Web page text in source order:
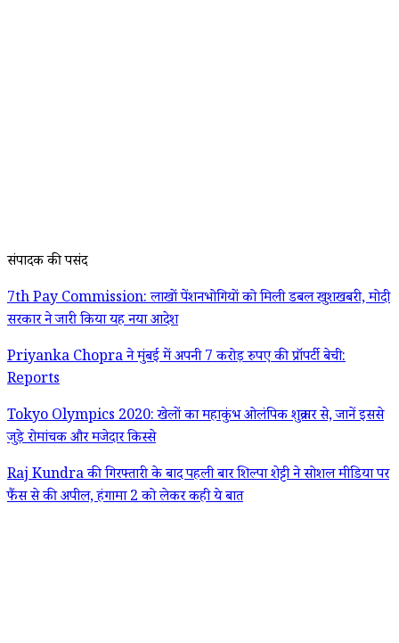
संपादक की पसंद
7th Pay Commission: लाखों पेंशनभोगियों को मिली डबल खुशखबरी, मोदी
सरकार ने जारी किया यह नया आदेश
Priyanka Chopra ने मुंबई में अपनी 7 करोड़ रुपए की प्रॉपर्टी बेची:
Reports
Tokyo Olympics 2020: खेलों का महाकुंभ ओलंपिक शुक्रवार से, जानें इससे
जुड़े रोमांचक और मजेदार किस्से
Raj Kundra की गिरफ्तारी के बाद पहली बार शिल्पा शेट्टी ने सोशल मीडिया पर
फैंस से की अपील, हंगामा 2 को लेकर कही ये बात